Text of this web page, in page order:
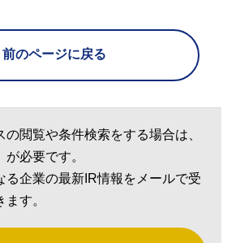
前のページに戻る
閲覧や条件検索をする場合は、
必要です。
る企業の最新IR情報をメールで受
す。